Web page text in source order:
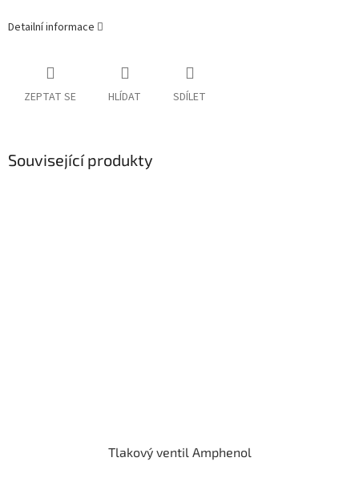
Detailní informace
ZEPTAT SE HLÍDAT SDÍLET
Související produkty
Tlakový ventil Amphenol